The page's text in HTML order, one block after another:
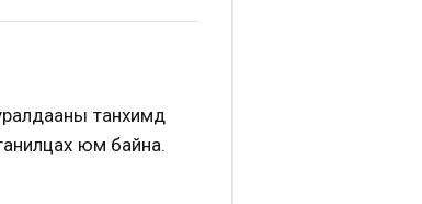
танхимд
юм байна.